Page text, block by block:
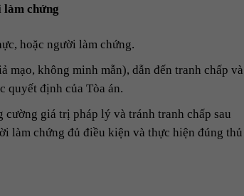
làm chứng
hoặc người làm chứng.
không minh mẫn), dẫn đến tranh chấp và
quyết định của Tòa án.
cường giá trị pháp lý và tránh tranh chấp sau
làm chứng đủ điều kiện và thực hiện đúng thủ